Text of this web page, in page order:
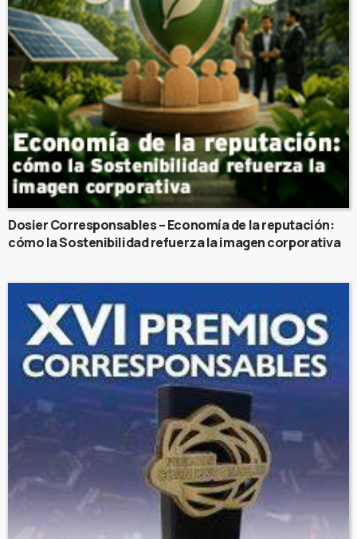
Dosier Corresponsables – Economía de la reputación:
cómo la Sostenibilidad refuerza la imagen corporativa